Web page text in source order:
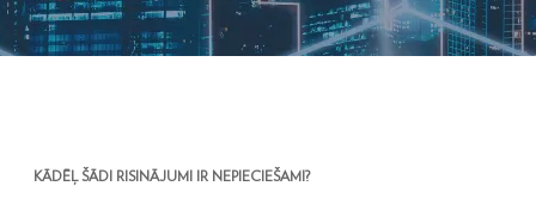
KĀDĒĻ ŠĀDI RISINĀJUMI IR NEPIECIEŠAMI?